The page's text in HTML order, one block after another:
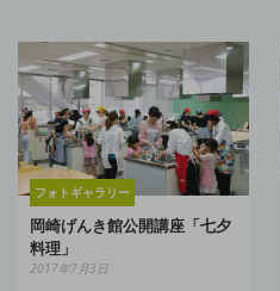
フォトギャラリー
岡崎げんき館公開講座「七夕
料理」
2017年7月3日